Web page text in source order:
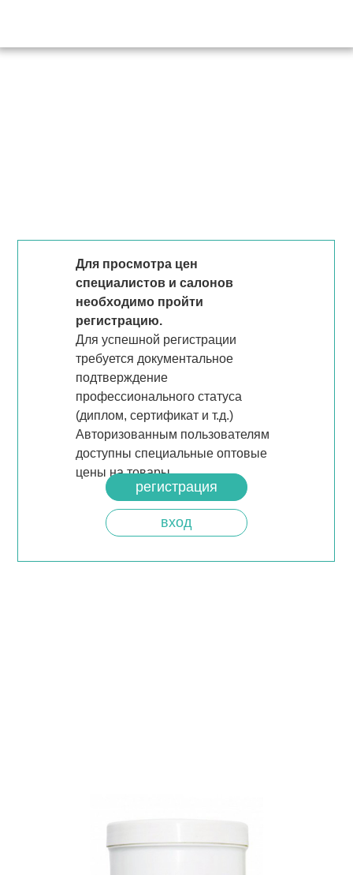
Для просмотра цен
специалистов и салонов
необходимо пройти
регистрацию.
Для успешной регистрации
требуется документальное
подтверждение
профессионального статуса
(диплом, сертификат и т.д.)
Авторизованным пользователям
доступны специальные оптовые
цены на товары.
регистрация
вход